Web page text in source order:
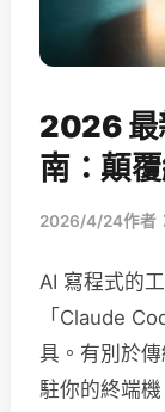
2026 最
南：顛
2026/4/24作者
AI 寫程式的
「Claude
具。有別於
駐你的終端